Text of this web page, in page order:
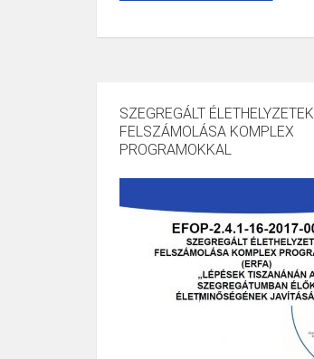
SZEGREGÁLT ÉLETHELYZETEK
FELSZÁMOLÁSA KOMPLEX
PROGRAMOKKAL